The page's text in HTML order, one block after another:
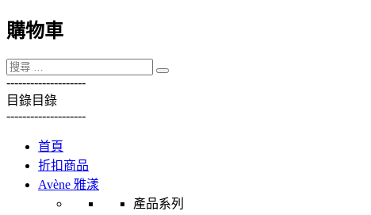
購物車
--------------------
目錄目錄
--------------------
首頁
折扣商品
Avène 雅漾
產品系列